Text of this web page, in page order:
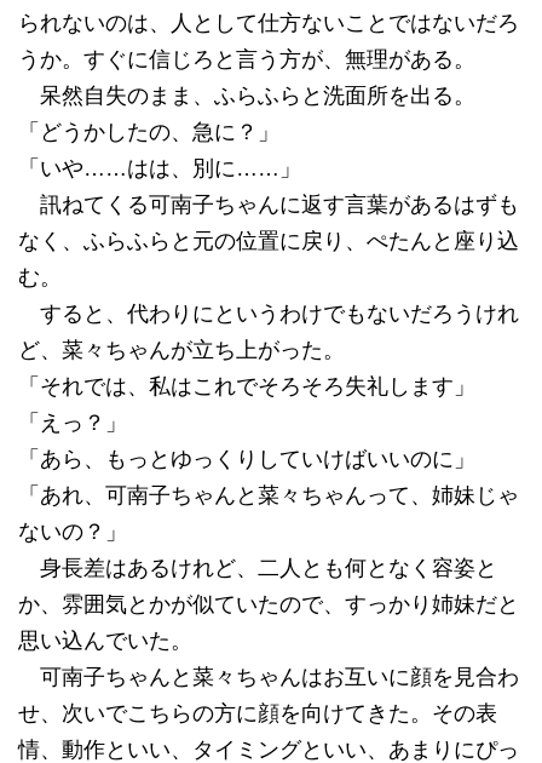
られないのは、人として仕方ないことではないだろ
うか。すぐに信じろと言う方が、無理がある。
呆然自失のまま、ふらふらと洗面所を出る。
「どうかしたの、急に？」
「いや……はは、別に……」
訊ねてくる可南子ちゃんに返す言葉があるはずも
なく、ふらふらと元の位置に戻り、ぺたんと座り込
む。
すると、代わりにというわけでもないだろうけれ
ど、菜々ちゃんが立ち上がった。
「それでは、私はこれでそろそろ失礼します」
「えっ？」
「あら、もっとゆっくりしていけばいいのに」
「あれ、可南子ちゃんと菜々ちゃんって、姉妹じゃ
ないの？」
身長差はあるけれど、二人とも何となく容姿と
か、雰囲気とかが似ていたので、すっかり姉妹だと
思い込んでいた。
可南子ちゃんと菜々ちゃんはお互いに顔を見合わ
せ、次いでこちらの方に顔を向けてきた。その表
情、動作といい、タイミングといい、あまりにぴっ